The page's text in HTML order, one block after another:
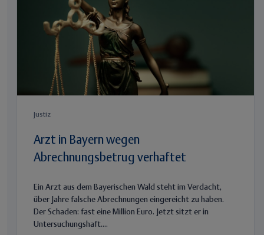
Justiz
Arzt in Bayern wegen
Abrechnungsbetrug verhaftet
Ein Arzt aus dem Bayerischen Wald steht im Verdacht,
über Jahre falsche Abrechnungen eingereicht zu haben.
Der Schaden: fast eine Million Euro. Jetzt sitzt er in
Untersuchungshaft....